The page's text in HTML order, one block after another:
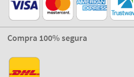
Compra 100% segura